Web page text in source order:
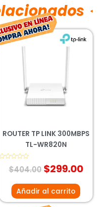
ROUTER TP LINK 300MBPS
TL-WR820N
Valorado
$404.00
El
precio
$404.00.
$299.00
El
Añadir al carrito